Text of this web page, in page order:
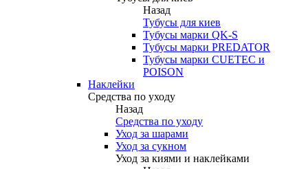
Назад
Тубусы для киев
Тубусы марки QK-S
Тубусы марки PREDATOR
Тубусы марки CUETEC и
POISON
Наклейки
Средства по уходу
Назад
Средства по уходу
Уход за шарами
Уход за сукном
Уход за киями и наклейками